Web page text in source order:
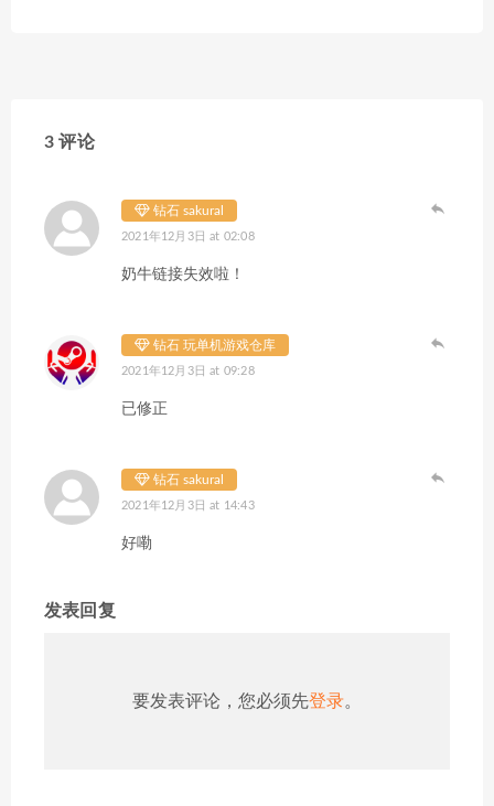
3 评论
钻石 sakural
2021年12月3日 at 02:08
奶牛链接失效啦！
钻石 玩单机游戏仓库
2021年12月3日 at 09:28
已修正
钻石 sakural
2021年12月3日 at 14:43
好嘞
发表回复
要发表评论，您必须先登录。